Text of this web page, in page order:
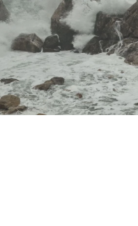
Sinema
Sivil Toplum
Siyaset
Spor